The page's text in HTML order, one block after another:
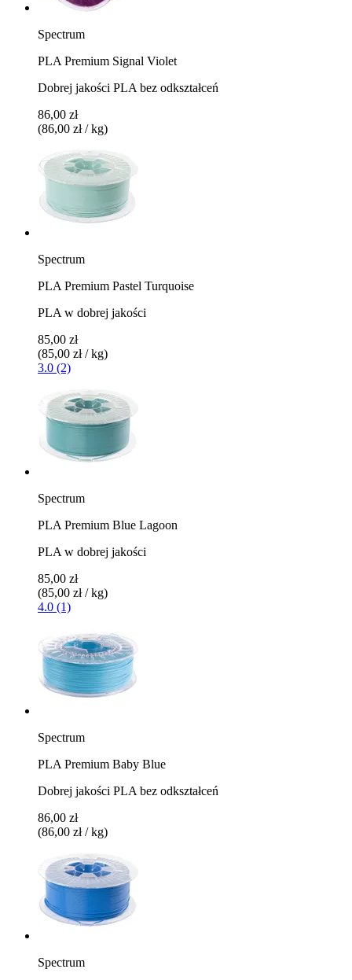
Spectrum
PLA Premium Signal Violet
Dobrej jakości PLA bez odkształceń
86,00 zł
(86,00 zł / kg)
Spectrum
PLA Premium Pastel Turquoise
PLA w dobrej jakości
85,00 zł
(85,00 zł / kg)
3.0 (2)
Spectrum
PLA Premium Blue Lagoon
PLA w dobrej jakości
85,00 zł
(85,00 zł / kg)
4.0 (1)
Spectrum
PLA Premium Baby Blue
Dobrej jakości PLA bez odkształceń
86,00 zł
(86,00 zł / kg)
Spectrum